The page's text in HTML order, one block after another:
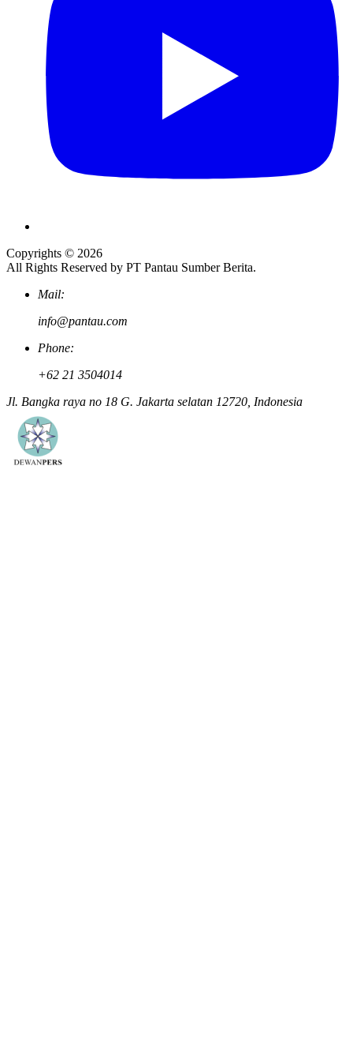
Copyrights © 2026
All Rights Reserved by PT Pantau Sumber Berita.
Mail:
info@pantau.com
Phone:
+62 21 3504014
Jl. Bangka raya no 18 G. Jakarta selatan 12720, Indonesia